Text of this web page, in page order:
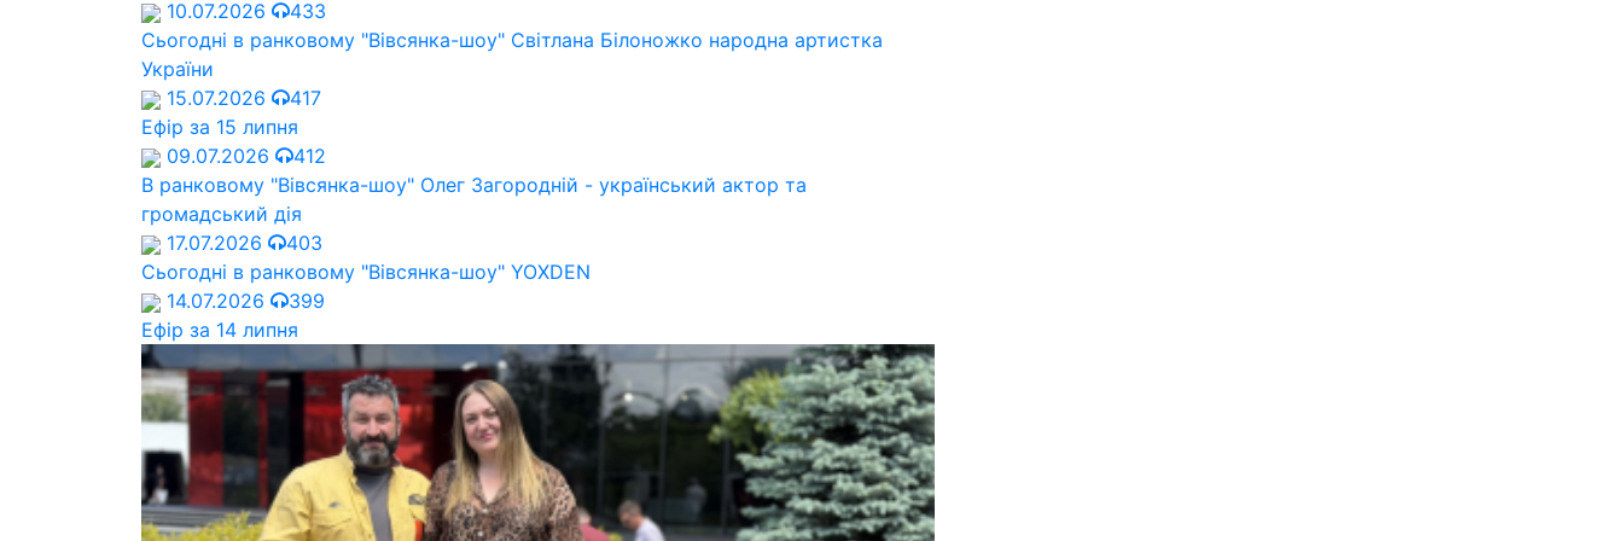
10.07.2026
433
Сьогодні в ранковому "Вівсянка-шоу" Cвітлана Білоножко народна артистка
України
15.07.2026
417
Ефір за 15 липня
09.07.2026
412
В ранковому "Вівсянка-шоу" Олег Загородній - український актор та
громадський дія
17.07.2026
403
Сьогодні в ранковому "Вівсянка-шоу" YOXDEN
14.07.2026
399
Ефір за 14 липня